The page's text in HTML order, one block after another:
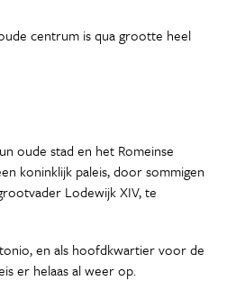
centrum is qua grootte heel
oude stad en het Romeinse
koninklijk paleis, door sommigen
Lodewijk XIV, te
en als hoofdkwartier voor de
er helaas al weer op.